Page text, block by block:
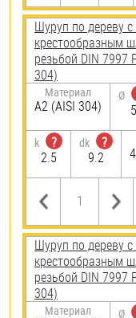
Шуруп по дереву
крестообразным
резьбой DIN 7997
304)
Материал
А2 (AISI 304)
Ø
5
k
?
2.5
dk
?
9.2
Шуруп по дереву
крестообразным
резьбой DIN 7997
304)
Материал Ø